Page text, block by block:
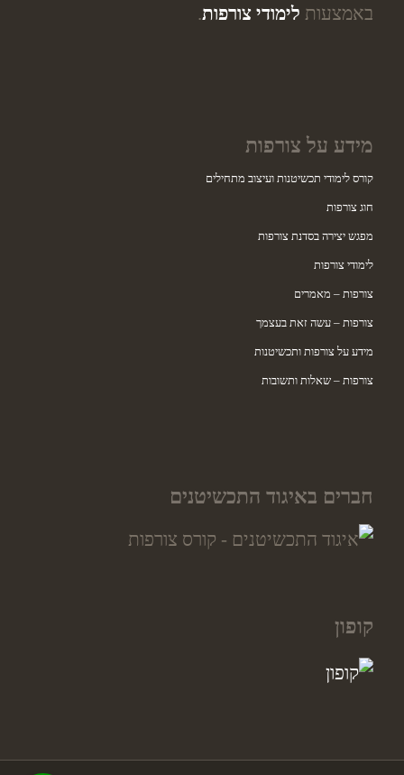
באמצעות לימודי צורפות.
מידע על צורפות
קורס לימודי תכשיטנות ועיצוב מתחילים
חוג צורפות
מפגש יצירה בסדנת צורפות
לימודי צורפות
צורפות – מאמרים
צורפות – עשה זאת בעצמך
מידע על צורפות ותכשיטנות
צורפות – שאלות ותשובות
חברים באיגוד התכשיטנים
קופון